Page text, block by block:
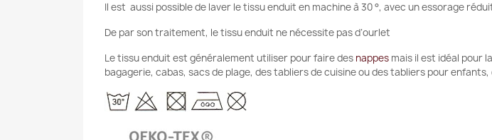
Il est aussi possible de laver le tissu enduit en machine à 30 °, avec un essorage
De par son traitement, le tissu enduit ne nécessite pas d’ourlet
Le tissu enduit est généralement utiliser pour faire des nappes mais il est idéal pour
bagagerie, cabas, sacs de plage, des tabliers de cuisine ou des tabliers pour